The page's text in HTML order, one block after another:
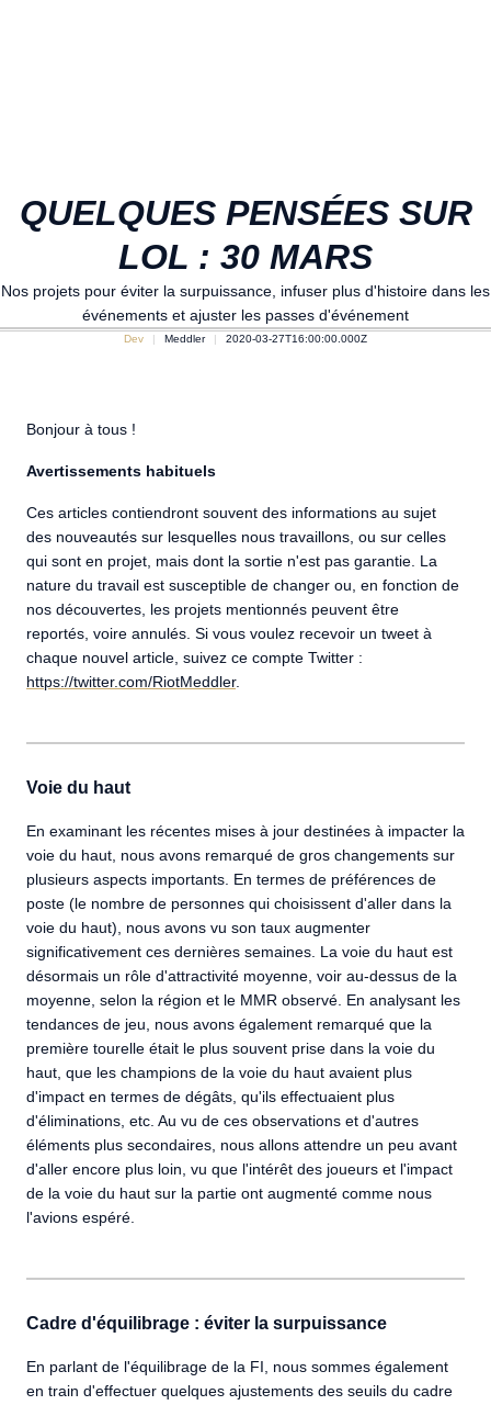
QUELQUES PENSÉES SUR
LOL : 30 MARS
Nos projets pour éviter la surpuissance, infuser plus d'histoire dans les
événements et ajuster les passes d'événement
Dev Meddler 2020-03-27T16:00:00.000Z
Bonjour à tous !
Avertissements habituels
Ces articles contiendront souvent des informations au sujet
des nouveautés sur lesquelles nous travaillons, ou sur celles
qui sont en projet, mais dont la sortie n'est pas garantie. La
nature du travail est susceptible de changer ou, en fonction de
nos découvertes, les projets mentionnés peuvent être
reportés, voire annulés. Si vous voulez recevoir un tweet à
chaque nouvel article, suivez ce compte Twitter :
https://twitter.com/RiotMeddler.
Voie du haut
En examinant les récentes mises à jour destinées à impacter la
voie du haut, nous avons remarqué de gros changements sur
plusieurs aspects importants. En termes de préférences de
poste (le nombre de personnes qui choisissent d'aller dans la
voie du haut), nous avons vu son taux augmenter
significativement ces dernières semaines. La voie du haut est
désormais un rôle d'attractivité moyenne, voir au-dessus de la
moyenne, selon la région et le MMR observé. En analysant les
tendances de jeu, nous avons également remarqué que la
première tourelle était le plus souvent prise dans la voie du
haut, que les champions de la voie du haut avaient plus
d'impact en termes de dégâts, qu'ils effectuaient plus
d'éliminations, etc. Au vu de ces observations et d'autres
éléments plus secondaires, nous allons attendre un peu avant
d'aller encore plus loin, vu que l'intérêt des joueurs et l'impact
de la voie du haut sur la partie ont augmenté comme nous
l'avions espéré.
Cadre d'équilibrage : éviter la surpuissance
En parlant de l'équilibrage de la FI, nous sommes également
en train d'effectuer quelques ajustements des seuils du cadre